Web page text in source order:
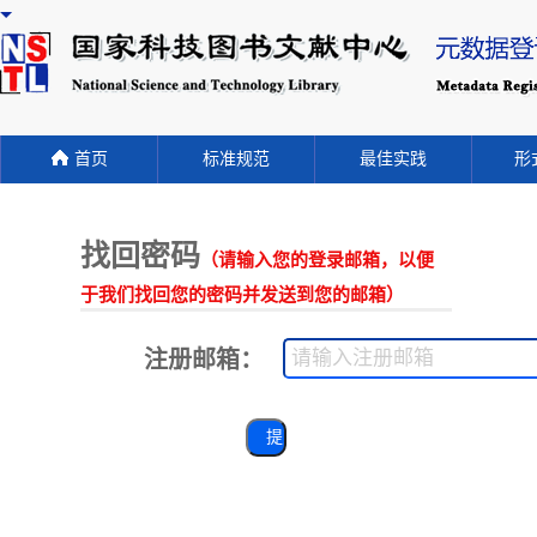
首页 标准规范 最佳实践 形
找回密码 （请输入您的登录邮箱，以便
于我们找回您的密码并发送到您的邮箱）
注册邮箱：